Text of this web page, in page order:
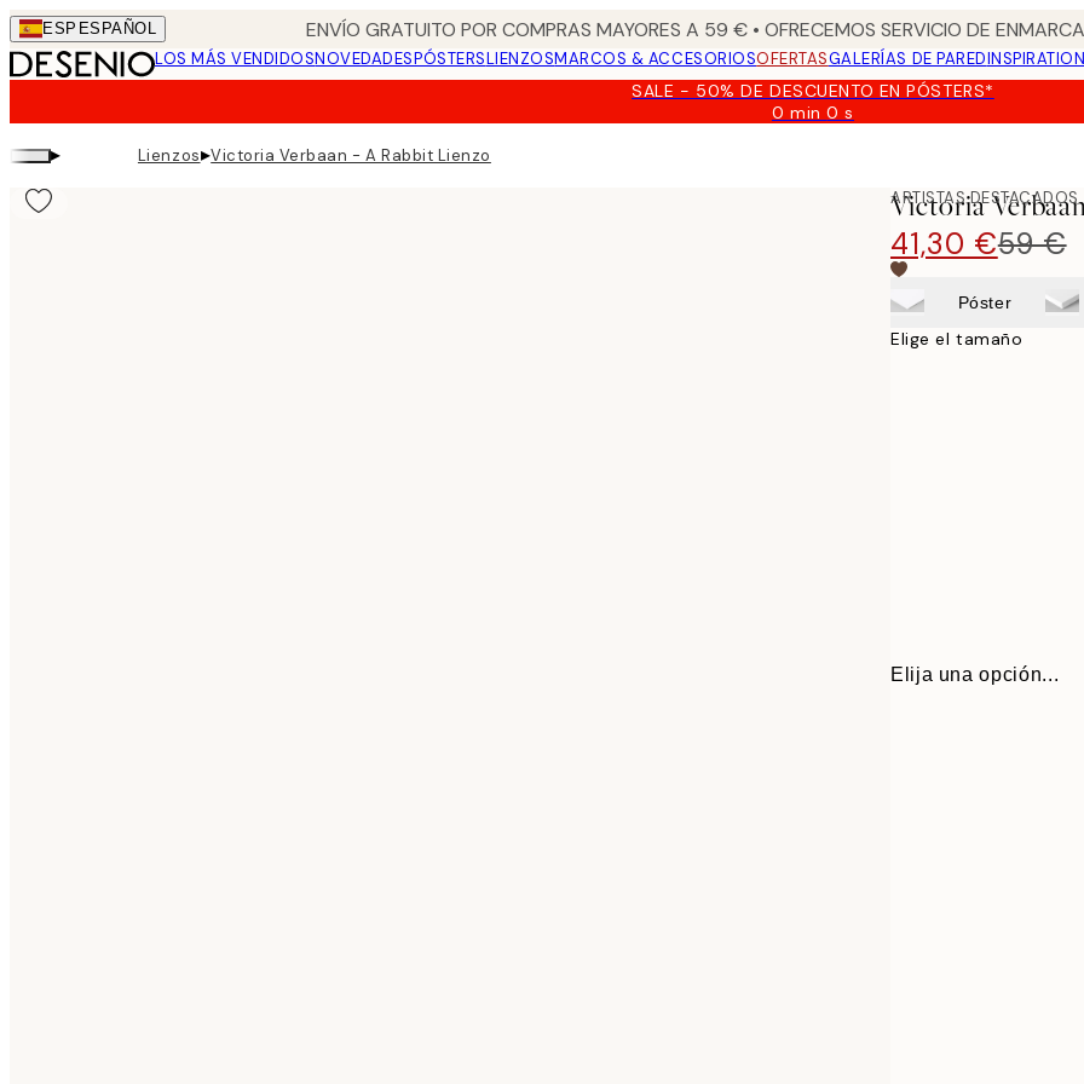
Skip
to
main
ESP ESPAÑOL ENVÍO GRATUITO POR COMPRAS MAYORES A 59 € • OFRECEMOS SERVICIO DE
LOS MÁS VENDIDOSNOVEDADESPÓSTERSLIENZOSMARCOS & ACCESORIOSOFERTASGALERÍAS DE PARED
SALE - 50% DE DESCUENTO EN PÓSTERS*
0 min0 s
Válido
▸ Lienzos▸Victoria Verbaan - A Rabbit Lienzo
ARTISTAS DESTACADOS
Victoria
41,30 €59 €
Póster
Elige el tamaño
Elija una opción...